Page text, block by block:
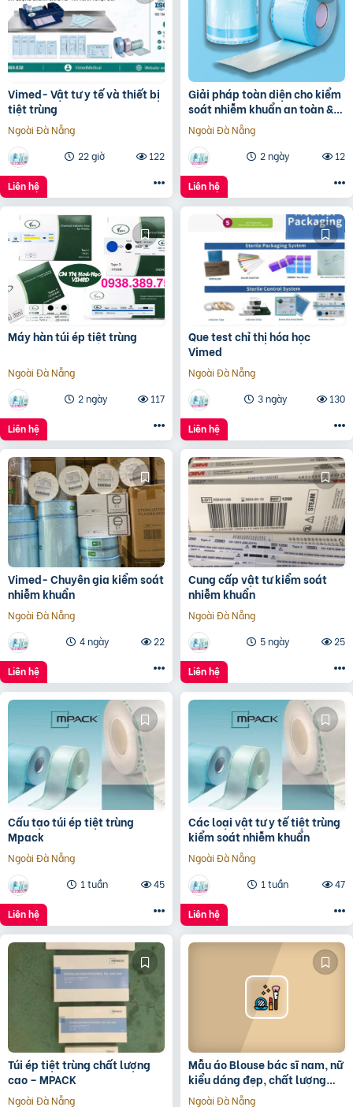
Vimed- Vật tư y tế và thiết bị
tiệt trùng
Ngoài Đà Nẵng
22 giờ
122
Liên hệ
Giải pháp toàn diện cho kiểm
soát nhiễm khuẩn an toàn &
hiệu quả.
Ngoài Đà Nẵng
2 ngày
12
Liên hệ
Máy hàn túi ép tiệt trùng
Ngoài Đà Nẵng
2 ngày
117
Liên hệ
Que test chỉ thị hóa học
Vimed
Ngoài Đà Nẵng
3 ngày
130
Liên hệ
Vimed- Chuyên gia kiểm soát
nhiễm khuẩn
Ngoài Đà Nẵng
4 ngày
22
Liên hệ
Cung cấp vật tư kiểm soát
nhiễm khuẩn
Ngoài Đà Nẵng
5 ngày
25
Liên hệ
Cấu tạo túi ép tiệt trùng
Mpack
Ngoài Đà Nẵng
1 tuần
45
Liên hệ
Các loại vật tư y tế tiệt trùng
kiểm soát nhiễm khuẩn
Ngoài Đà Nẵng
1 tuần
47
Liên hệ
Túi ép tiệt trùng chất lượng
cao – MPACK
Ngoài Đà Nẵng
Mẫu áo Blouse bác sĩ nam, nữ
kiểu dáng đẹp, chất lượng
bền bỉ, giá tốt nhất
Ngoài Đà Nẵng